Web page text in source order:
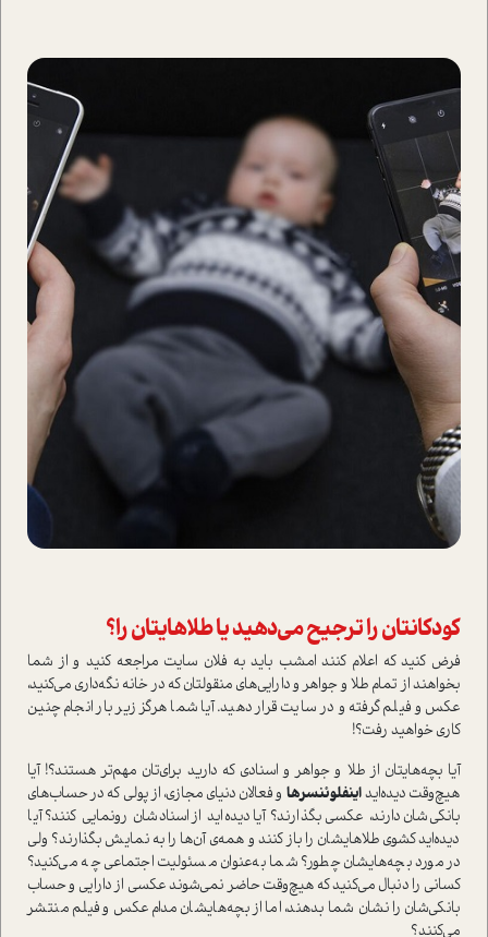
کودکانتان را ترجیح می‌دهید یا طلاهایتان را؟
فرض کنید که اعلام کنند امشب باید به فلان سایت مراجعه کنید و از شما
بخواهند از تمام طلا و جواهر و دارایی‌های منقولتان که در خانه نگه‌داری می‌کنید،
عکس و فیلم گرفته و در سایت قرار دهید. آیا شما هرگز زیر بار انجام چنین
کاری خواهید رفت؟!
آیا بچه‌هایتان از طلا و جواهر و اسنادی که دارید برای‌تان مهم‌تر هستند؟! آیا
هیچ‌وقت دیده‌ایداینفلوئنسرها و فعالان دنیای مجازی، از پولی که در حساب‌های
بانکی‌شان دارند‌، عکسی بگذارند؟ آیا دیده‌اید از اسنادشان رونمایی کنند؟ آیا
دیده‌اید کشوی طلاهایشان را باز کنند و همه‌ی آن‌ها را به نمایش بگذارند؟ ولی
در مورد بچه‌هایشان چطور؟ شما به‌عنوان مسئولیت اجتماعی چه می‌کنید؟
کسانی را دنبال می‌کنید که هیچ‌وقت حاضر نمی‌شوند عکسی از دارایی و حساب
بانکی‌شان را نشان شما بدهند، اما از بچه‌هایشان مدام عکس و فیلم منتشر
می‌کنند؟